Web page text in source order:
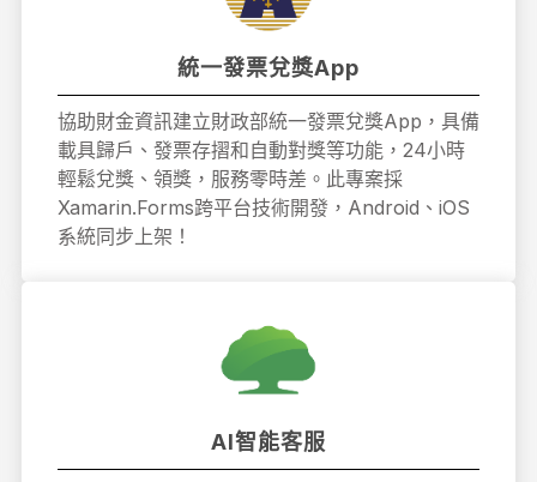
統一發票兌獎App
協助財金資訊建立財政部統一發票兌獎App，具備
載具歸戶、發票存摺和自動對獎等功能，24小時
輕鬆兌獎、領獎，服務零時差。此專案採
Xamarin.Forms跨平台技術開發，Android、iOS
系統同步上架！
AI智能客服